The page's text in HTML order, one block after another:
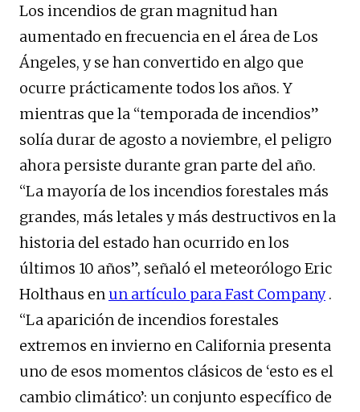
Los incendios de gran magnitud han
aumentado en frecuencia en el área de Los
Ángeles, y se han convertido en algo que
ocurre prácticamente todos los años. Y
mientras que la “temporada de incendios”
solía durar de agosto a noviembre, el peligro
ahora persiste durante gran parte del año.
“La mayoría de los incendios forestales más
grandes, más letales y más destructivos en la
historia del estado han ocurrido en los
últimos 10 años”, señaló el meteorólogo Eric
Holthaus en un artículo para Fast Company.
“La aparición de incendios forestales
extremos en invierno en California presenta
uno de esos momentos clásicos de ‘esto es el
cambio climático’: un conjunto específico de